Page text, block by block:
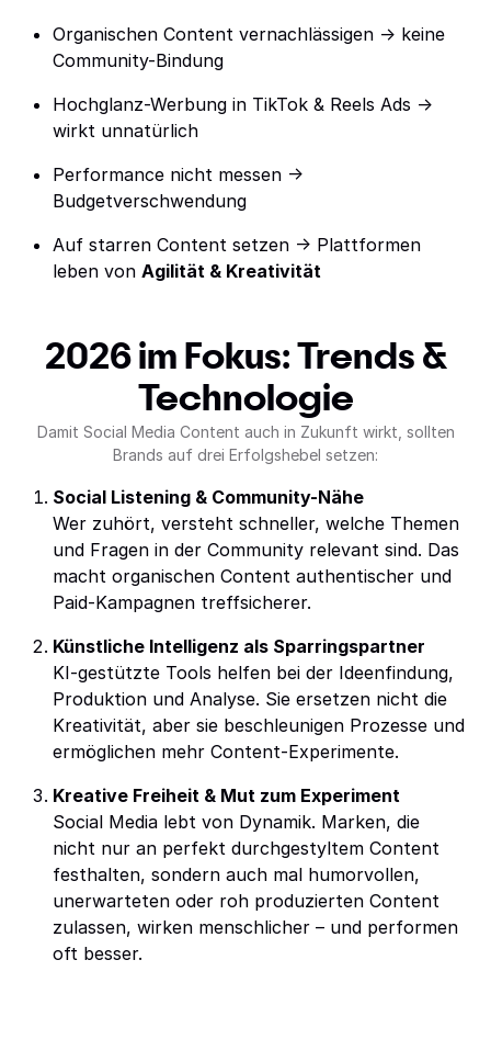
Organischen Content vernachlässigen → keine
Community-Bindung
Hochglanz-Werbung in TikTok & Reels Ads →
wirkt unnatürlich
Performance nicht messen →
Budgetverschwendung
Auf starren Content setzen → Plattformen
leben von Agilität & Kreativität
2026 im Fokus: Trends &
Technologie
Damit Social Media Content auch in Zukunft wirkt, sollten
Brands auf drei Erfolgshebel setzen:
Social Listening & Community-Nähe
Wer zuhört, versteht schneller, welche Themen
und Fragen in der Community relevant sind. Das
macht organischen Content authentischer und
Paid-Kampagnen treffsicherer.
Künstliche Intelligenz als Sparringspartner
KI-gestützte Tools helfen bei der Ideenfindung,
Produktion und Analyse. Sie ersetzen nicht die
Kreativität, aber sie beschleunigen Prozesse und
ermöglichen mehr Content-Experimente.
Kreative Freiheit & Mut zum Experiment
Social Media lebt von Dynamik. Marken, die
nicht nur an perfekt durchgestyltem Content
festhalten, sondern auch mal humorvollen,
unerwarteten oder roh produzierten Content
zulassen, wirken menschlicher – und performen
oft besser.